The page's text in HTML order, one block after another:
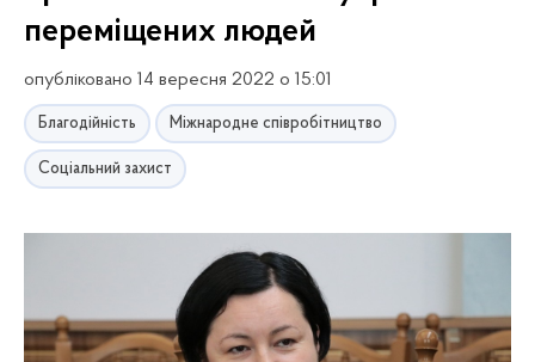
переміщених людей
опубліковано 14 вересня 2022 о 15:01
Благодійність Міжнародне співробітництво
Соціальний захист